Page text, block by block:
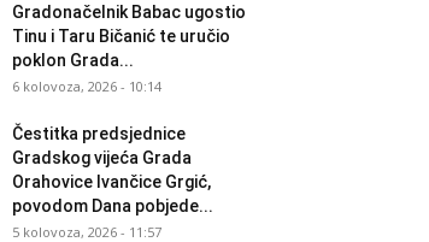
Gradonačelnik Babac ugostio
Tinu i Taru Bičanić te uručio
poklon Grada...
6 kolovoza, 2026 - 10:14
Čestitka predsjednice
Gradskog vijeća Grada
Orahovice Ivančice Grgić,
povodom Dana pobjede...
5 kolovoza, 2026 - 11:57